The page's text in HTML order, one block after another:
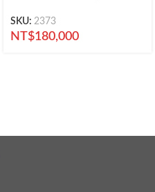
SKU: 2373
NT$180,000